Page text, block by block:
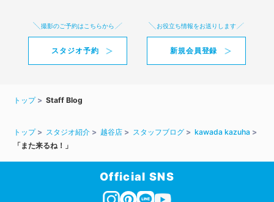
撮影のご予約はこちらから
スタジオ予約
お役立ち情報をお送りします
新規会員登録
トップ Staff Blog
トップ スタジオ紹介 越谷店 スタッフブログ
kawada kazuha
「また来るね！」
Official SNS